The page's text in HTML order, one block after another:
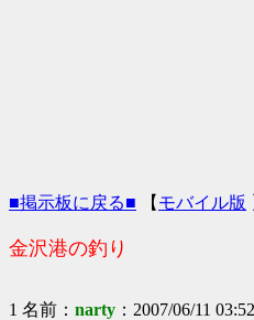
■掲示板に戻る■ 【 モバイル版
金沢港の釣り
1 名前： narty ：2007/06/11